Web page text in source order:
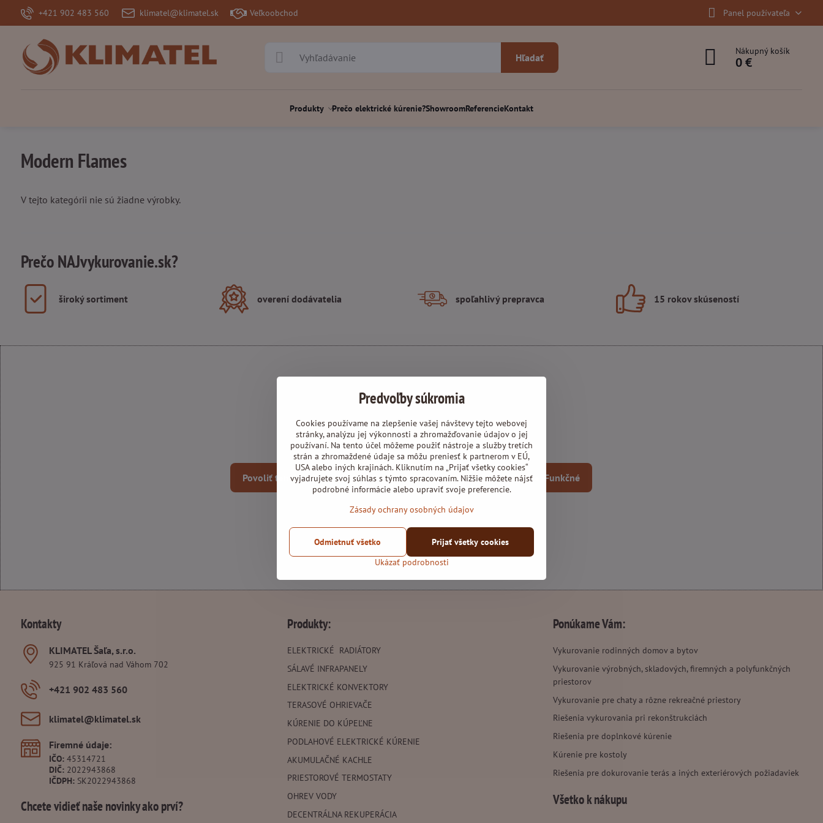
+421 902 483 560 klimatel@klimatel.sk Veľkoobchod Panel používateľa
Hľadať
Nákupný košík
0 €
Produkty Prečo elektrické kúrenie?ShowroomReferencieKontakt
Modern Flames
V tejto kategórii nie sú žiadne výrobky.
Prečo NAJvykurovanie.sk?
široký sortiment overení dodávatelia spoľahlivý prepravca 15 rokov skúseností
Externý obsah je blokovaný Voľbami súkromia
Prajete si načítať externý obsah?
Povoliť tentokrát Povoliť a zapamätať - súhlas s druhom cookie: Funkčné
Otvoriť obsah v novom okne
Kontakty
KLIMATEL Šaľa, s​.r​.o​.
925 91 Kráľová nad Váhom 702
+421 902 483 560
klimatel​@klimatel​.sk
Firemné údaje:
IČO:45314721
DIČ:2022943868
IČDPH:SK2022943868
Chcete vidieť naše novinky ako prví?
Produkty:
ELEKTRICKÉ RADIÁTORY
SÁLAVÉ INFRAPANELY
ELEKTRICKÉ KONVEKTORY
TERASOVÉ OHRIEVAČE
KÚRENIE DO KÚPEĽNE
PODLAHOVÉ ELEKTRICKÉ KÚRENIE
AKUMULAČNÉ KACHLE
PRIESTOROVÉ TERMOSTATY
OHREV VODY
DECENTRÁLNA REKUPERÁCIA
Ponúkame Vám:
Vykurovanie rodinných domov a bytov
Vykurovanie výrobných, skladových, firemných a polyfunkčných
priestorov
Vykurovanie pre chaty a rôzne rekreačné priestory
Riešenia vykurovania pri rekonštrukciách
Riešenia pre doplnkové kúrenie
Kúrenie pre kostoly
Riešenia pre dokurovanie terás a iných exteriérových požiadaviek
Všetko k nákupu
Predvoľby súkromia
Cookies používame na zlepšenie vašej návštevy tejto webovej
stránky, analýzu jej výkonnosti a zhromažďovanie údajov o jej
používaní. Na tento účel môžeme použiť nástroje a služby tretích
strán a zhromaždené údaje sa môžu preniesť k partnerom v EÚ,
USA alebo iných krajinách. Kliknutím na „Prijať všetky cookies“
vyjadrujete svoj súhlas s týmto spracovaním. Nižšie môžete nájsť
podrobné informácie alebo upraviť svoje preferencie.
Zásady ochrany osobných údajov
Ukázať podrobnosti
Prijať všetky cookies
Odmietnuť všetko